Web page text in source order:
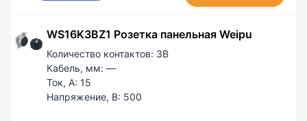
WS16K3BZ1 Розетка панельная Weipu
Количество контактов: 3B
Кабель, мм: —
Ток, А: 15
Напряжение, В: 500